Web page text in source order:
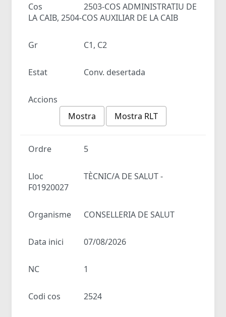
Cos
2503-COS ADMINISTRATIU DE
LA CAIB, 2504-COS AUXILIAR DE LA CAIB
Gr C1, C2
Estat Conv. desertada
Accions
Mostra
Mostra RLT
Ordre 5
Lloc
TÈCNIC/A DE SALUT -
F01920027
Organisme CONSELLERIA DE SALUT
Data inici 07/08/2026
NC 1
Codi cos 2524